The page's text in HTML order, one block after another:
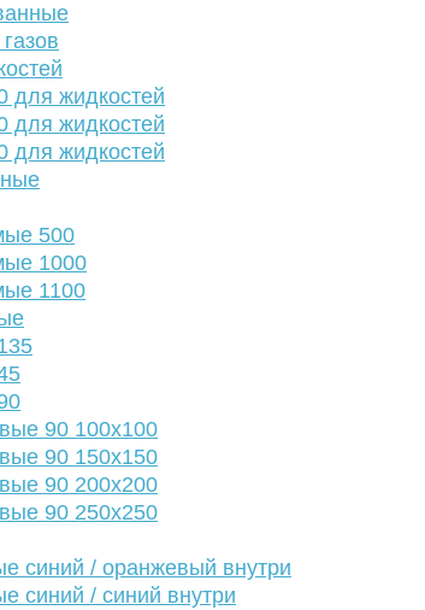
для жидкостей
для жидкостей
для жидкостей
500
1000
1100
90 100х100
90 150х150
90 200х200
90 250х250
синий / оранжевый внутри
синий / синий внутри